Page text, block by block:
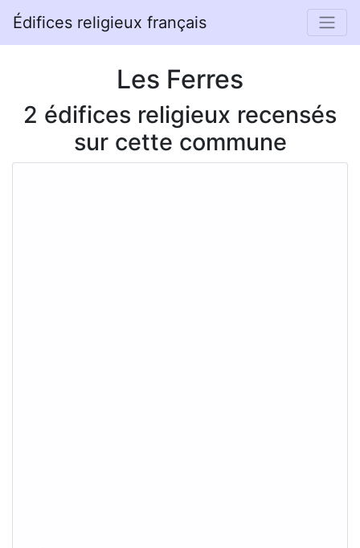
Édifices religieux français
Les Ferres
2 édifices religieux recensés
sur cette commune